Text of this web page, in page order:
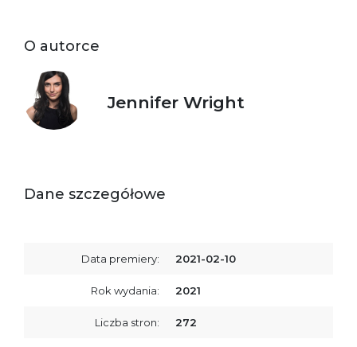
O autorce
Jennifer Wright
Dane szczegółowe
Data premiery: 2021-02-10
Rok wydania: 2021
Liczba stron: 272